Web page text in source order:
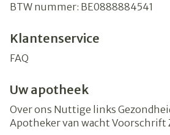
BTW nummer: BE0888884541
Klantenservice
FAQ
Uw apotheek
Over ons Nuttige links
Apotheker van wacht Voorschrift